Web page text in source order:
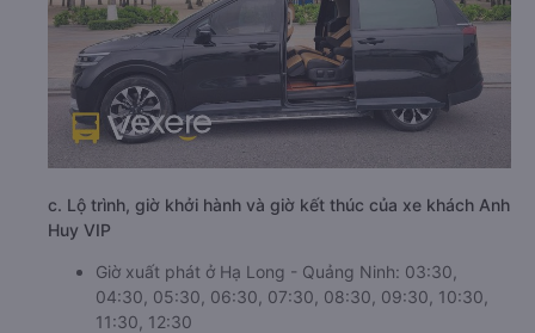
c. Lộ trình, giờ khởi hành và giờ kết thúc của xe khách Anh
Huy VIP
Giờ xuất phát ở Hạ Long - Quảng Ninh: 03:30,
04:30, 05:30, 06:30, 07:30, 08:30, 09:30, 10:30,
11:30, 12:30